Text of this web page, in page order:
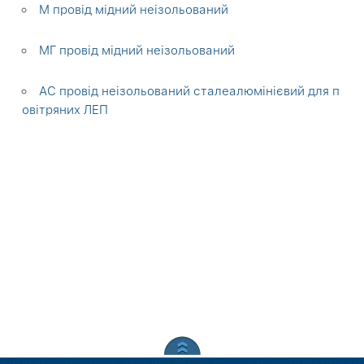
М провід мідний неізольований
МГ провід мідний неізольований
АС провід неізольований сталеалюмінієвий для п
овітряних ЛЕП